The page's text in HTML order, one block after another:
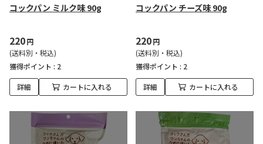
コックパン ミルク味 90g
220円
(送料別・税込)
獲得ポイント : 2
詳細 カートに入れる
コックパン チーズ味 90g
220円
(送料別・税込)
獲得ポイント : 2
詳細 カートに入れる